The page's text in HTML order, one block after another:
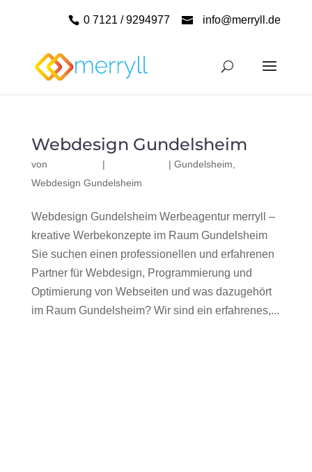
0 7121 / 9294977 info@merryll.de
Webdesign Gundelsheim
von | | Gundelsheim
Webdesign Gundelsheim
Webdesign Gundelsheim Werbeagentur merryll –
kreative Werbekonzepte im Raum Gundelsheim
Sie suchen einen professionellen und erfahrenen
Partner für Webdesign, Programmierung und
Optimierung von Webseiten und was dazugehört
im Raum Gundelsheim? Wir sind ein erfahrenes,...